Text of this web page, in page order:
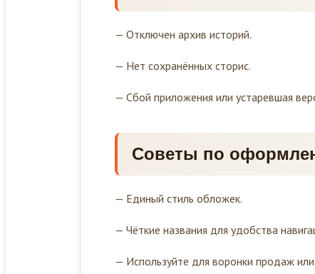
— Отключен архив историй.
— Нет сохранённых сторис.
— Сбой приложения или устаревшая
Советы по
— Единый стиль обложек.
— Чёткие названия для удобства
— Используйте для воронки продаж